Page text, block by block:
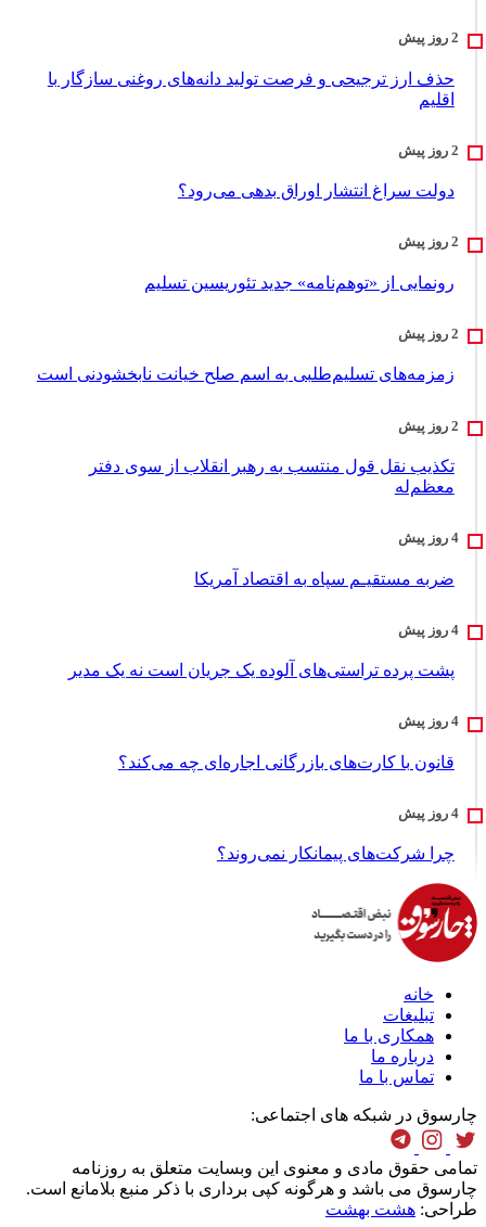
حذف ارز ترجیحی و فرصت تولید دانه‌های روغنی سازگار با
اقلیم
دولت سراغ انتشار اوراق بدهی می‌رود؟
رونمایی از «توهم‌نامه» جدید تئور‌یسین تسلیم
زمزمه‌های تسلیم‌طلبی به اسم صلح خیانت نابخشودنی است
تکذیب نقل قول منتسب به رهبر انقلاب از سوی دفتر
معظم‌له
ضربه مستقیـم سپاه به اقتصاد آمر‌یکا
پشت پرده تراستی‌های آلوده یک جریان است نه یک مدیر
قانون با کارت‌های بازرگانی اجاره‌ای چه می‌کند؟
چرا شرکت‌های پیمانکار نمی‌روند؟
خانه
تبلیغات
همکاری با ما
درباره ما
تماس با ما
چارسوق در شبکه های اجتماعی:
تمامی حقوق مادی و معنوی این وبسایت متعلق به روزنامه
چارسوق می باشد و هرگونه کپی برداری با ذکر منبع بلامانع است.
طراحی: هشت بهشت